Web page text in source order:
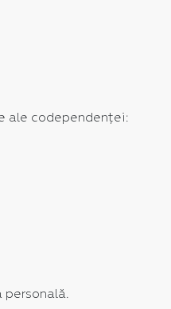
ale codependenței: